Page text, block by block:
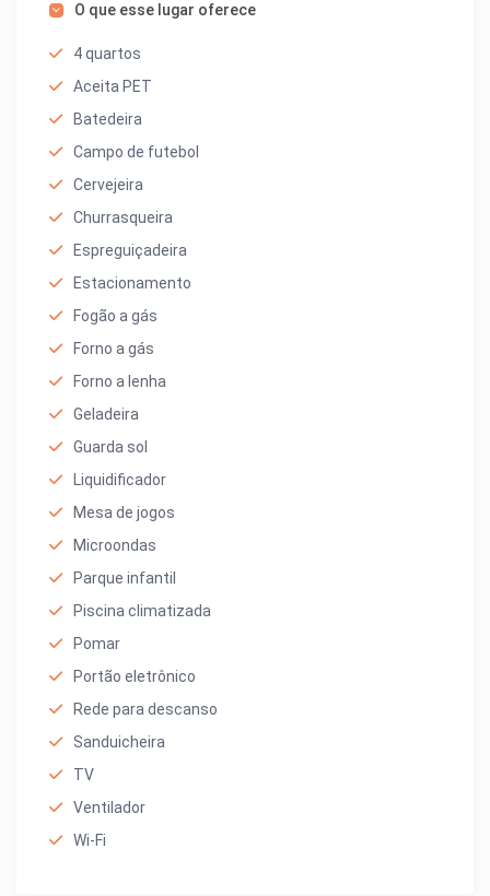
O que esse lugar oferece
4 quartos
Aceita PET
Batedeira
Campo de futebol
Cervejeira
Churrasqueira
Espreguiçadeira
Estacionamento
Fogão a gás
Forno a gás
Forno a lenha
Geladeira
Guarda sol
Liquidificador
Mesa de jogos
Microondas
Parque infantil
Piscina climatizada
Pomar
Portão eletrônico
Rede para descanso
Sanduicheira
TV
Ventilador
Wi-Fi